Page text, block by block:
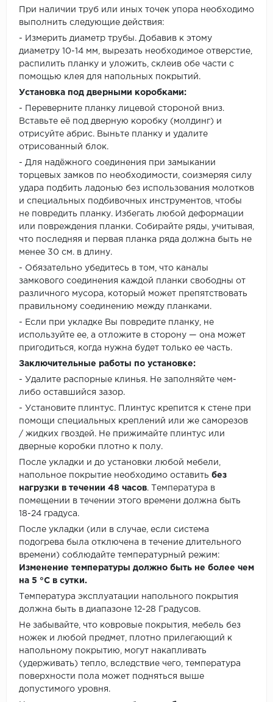
При наличии труб или иных точек упора необходимо
выполнить следующие действия:
- Измерить диаметр трубы. Добавив к этому
диаметру 10-14 мм, вырезать необходимое отверстие,
распилить планку и уложить, склеив обе части с
помощью клея для напольных покрытий.
Установка под дверными коробками:
- Переверните планку лицевой стороной вниз.
Вставьте её под дверную коробку (молдинг) и
отрисуйте абрис. Выньте планку и удалите
отрисованный блок.
- Для надёжного соединения при замыкании
торцевых замков по необходимости, соизмеряя силу
удара подбить ладонью без использования молотков
и специальных подбивочных инструментов, чтобы
не повредить планку. Избегать любой деформации
или повреждения планки. Собирайте ряды, учитывая,
что последняя и первая планка ряда должна быть не
менее 30 см. в длину.
- Обязательно убедитесь в том, что каналы
замкового соединения каждой планки свободны от
различного мусора, который может препятствовать
правильному соединению между планками.
- Если при укладке Вы повредите планку, не
используйте ее, а отложите в сторону — она может
пригодиться, когда нужна будет только ее часть.
Заключительные работы по установке:
- Удалите распорные клинья. Не заполняйте чем-
либо оставшийся зазор.
- Установите плинтус. Плинтус крепится к стене при
помощи специальных креплений или же саморезов
/ жидких гвоздей. Не прижимайте плинтус или
дверные коробки плотно к полу.
После укладки и до установки любой мебели,
напольное покрытие необходимо оставить без
нагрузки в течении 48 часов. Температура в
помещении в течении этого времени должна быть
18-24 градуса.
После укладки (или в случае, если система
подогрева была отключена в течение длительного
времени) соблюдайте температурный режим:
Изменение температуры должно быть не более чем
на 5 °C в сутки.
Температура эксплуатации напольного покрытия
должна быть в диапазоне 12-28 Градусов.
Не забывайте, что ковровые покрытия, мебель без
ножек и любой предмет, плотно прилегающий к
напольному покрытию, могут накапливать
(удерживать) тепло, вследствие чего, температура
поверхности пола может подняться выше
допустимого уровня.